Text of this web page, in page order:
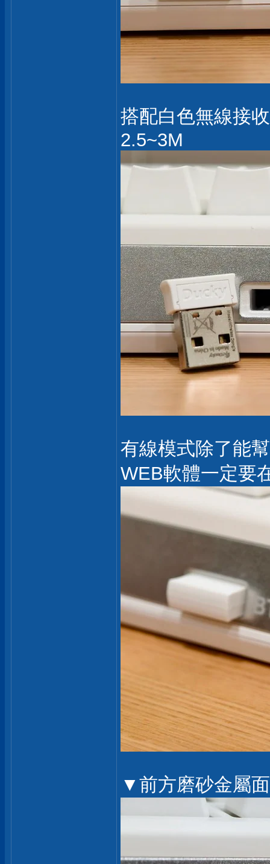
搭配白色無線接
2.5~3M
有線模式除了能
WEB軟體一定要
▼前方磨砂金屬